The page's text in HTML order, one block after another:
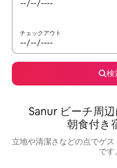
チェックアウト
検
Sanur ビーチ周
朝⁠食⁠付⁠き
立地や清潔さなどの点でゲ
です。